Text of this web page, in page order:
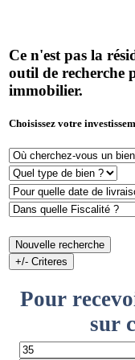
Ce n'est pas la
outil de recherche
immobilier.
Choisissez votre
Nouvelle recherche
+/- Criteres
Pour
sur